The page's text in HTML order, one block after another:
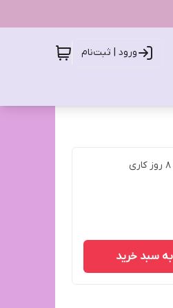
ورود | ثبت‌نام
8 روز کاری
سبد خرید